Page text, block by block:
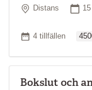
Plats
Distans
Antal tillfällen
4 tillfällen
Bokslut och